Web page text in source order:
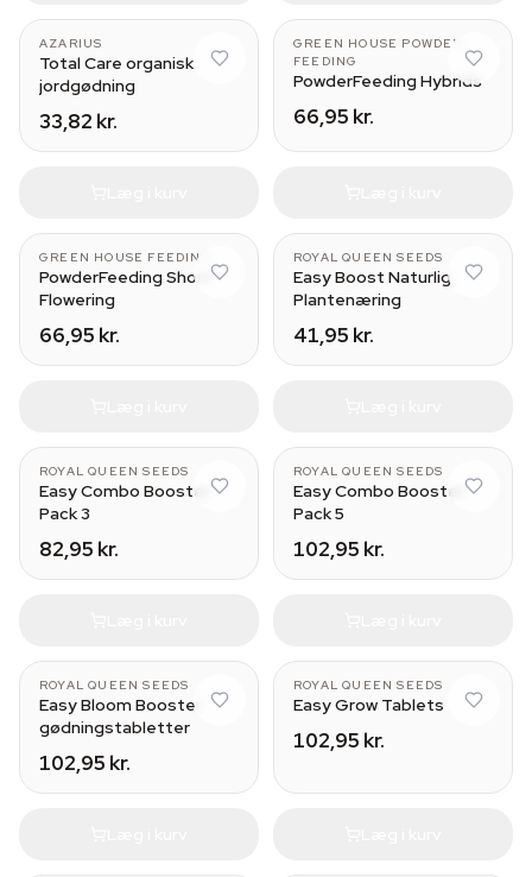
AZARIUS
Total Care organisk
jordgødning
33,82 kr.
GREEN HOUSE POWDER
FEEDING
PowderFeeding Hybrids
66,95 kr.
GREEN HOUSE FEEDING
PowderFeeding Short
Flowering
66,95 kr.
ROYAL QUEEN SEEDS
Easy Boost Naturlig
Plantenæring
41,95 kr.
ROYAL QUEEN SEEDS
Easy Combo Booster
Pack 3
82,95 kr.
ROYAL QUEEN SEEDS
Easy Combo Booster
Pack 5
102,95 kr.
ROYAL QUEEN SEEDS
Easy Bloom Booster
gødningstabletter
102,95 kr.
ROYAL QUEEN SEEDS
Easy Grow Tablets
102,95 kr.